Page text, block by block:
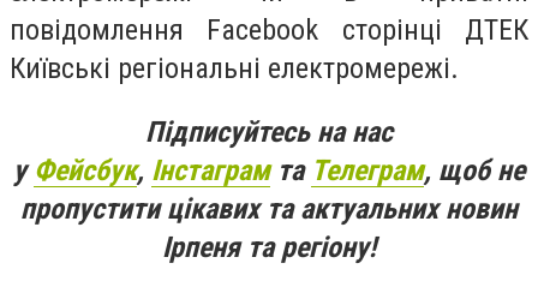
повідомлення Facebook сторінці ДТЕК
Київські регіональні електромережі.
Підписуйтесь на нас
уФейсбук, Інстаграмта Телеграм, щоб не
пропустити цікавих та актуальних новин
Ірпеня та регіону!